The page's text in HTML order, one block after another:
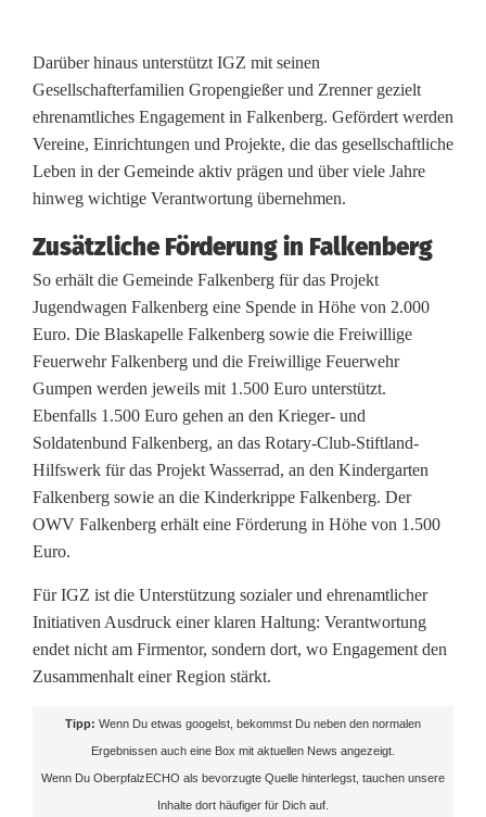
.
0
0
0
u
r
o
Darüber hinaus unterstützt IGZ mit seinen
Gesellschafterfamilien Gropengießer und Zrenner gezielt
ehrenamtliches Engagement in Falkenberg. Gefördert werden
Vereine, Einrichtungen und Projekte, die das gesellschaftliche
Leben in der Gemeinde aktiv prägen und über viele Jahre
hinweg wichtige Verantwortung übernehmen.
Zusätzliche Förderung in Falkenberg
So erhält die Gemeinde Falkenberg für das Projekt
Jugendwagen Falkenberg eine Spende in Höhe von 2.000
Euro. Die Blaskapelle Falkenberg sowie die Freiwillige
Feuerwehr Falkenberg und die Freiwillige Feuerwehr
Gumpen werden jeweils mit 1.500 Euro unterstützt.
Ebenfalls 1.500 Euro gehen an den Krieger- und
Soldatenbund Falkenberg, an das Rotary-Club-Stiftland-
Hilfswerk für das Projekt Wasserrad, an den Kindergarten
Falkenberg sowie an die Kinderkrippe Falkenberg. Der
OWV Falkenberg erhält eine Förderung in Höhe von 1.500
Euro.
Für IGZ ist die Unterstützung sozialer und ehrenamtlicher
Initiativen Ausdruck einer klaren Haltung: Verantwortung
endet nicht am Firmentor, sondern dort, wo Engagement den
Zusammenhalt einer Region stärkt.
Tipp: Wenn Du etwas googelst, bekommst Du neben den normalen
Ergebnissen auch eine Box mit aktuellen News angezeigt.
Wenn Du OberpfalzECHO als bevorzugte Quelle hinterlegst, tauchen unsere
Inhalte dort häufiger für Dich auf.